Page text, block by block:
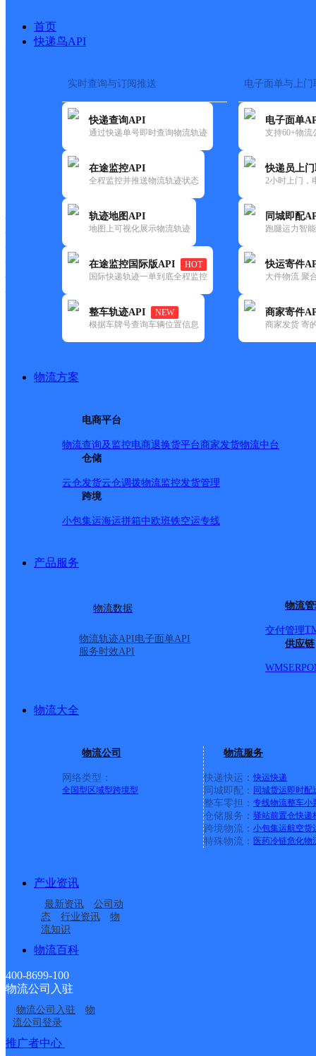
首页
快递鸟API
实时查询与订阅推送
快递查询API
通过快递单号即时查询物流轨迹
在途监控API
全程监控并推送物流轨迹状态
轨迹地图API
地图上可视化展示物流轨迹
在途监控国际版API
HOT
国际快递轨迹一单到底全程监控
整车轨迹API
NEW
根据车牌号查询车辆位置信息
电子面单与上门
电子面单
支持60+物流
快递员上
2小时上门，
同城即配
跑腿运力智
快运寄件
大件物流 聚
商家寄件
商家发货 寄
物流方案
电商平台
物流查询及监控电商退换货平台商家发货物流中台
仓储
云仓发货云仓调拨物流监控发货管理
跨境
小包集运海运拼箱中欧班铁空运专线
产品服务
物流数据
物流轨迹API电子面单API
服务时效API
物流
交付管理
供应链
WMSERP
物流大全
物流公司
网络类型：
全国型 区域型跨境型
物流服务
快递快运： 快运快递
同城即配： 同城货运即时配
整车零担： 专线物流整车小
仓储服务： 驿站前置仓快递
跨境物流： 小包集运航空货
特殊物流： 医药冷链危化物
产业资讯
最新资讯
公司动
态
行业资讯
物
流知识
物流百科
400-8699-100
物流公司入驻
物流公司入驻
物
流公司登录
推广者中心
快递大全> 快递网
快运大全 快递时效
网点筛选
清空已选
邮政国内(245) 圆通速递(128) 韵达速递(312)
蔡甸区(4)
圆通速递 更多号码
地址
详情
圆通速递 更多号码地址
派送范围:文港路 金口医
坦湖 沈塘湾 司法所 金
武昌区藏龙岛
圆通速递
派送范围:全境